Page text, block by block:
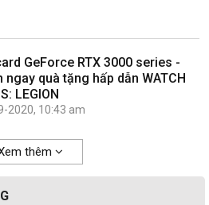
GeForce RTX 3000 series -
ngay quà tặng hấp dẫn WATCH
LEGION
2020, 10:43 am
thêm